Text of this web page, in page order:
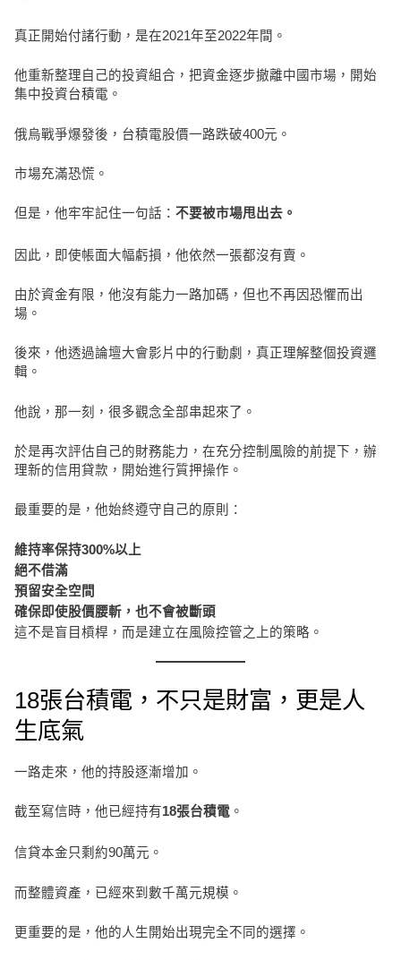
真正開始付諸行動，是在2021年至2022年間。
他重新整理自己的投資組合，把資金逐步撤離中國市場，開始
集中投資台積電。
俄烏戰爭爆發後，台積電股價一路跌破400元。
市場充滿恐慌。
但是，他牢牢記住一句話： 不要被市場甩出去。
因此，即使帳面大幅虧損，他依然一張都沒有賣。
由於資金有限，他沒有能力一路加碼，但也不再因恐懼而出
場。
後來，他透過論壇大會影片中的行動劇，真正理解整個投資邏
輯。
他說，那一刻，很多觀念全部串起來了。
於是再次評估自己的財務能力，在充分控制風險的前提下，辦
理新的信用貸款，開始進行質押操作。
最重要的是，他始終遵守自己的原則：
維持率保持300%以上
絕不借滿
預留安全空間
確保即使股價腰斬，也不會被斷頭
這不是盲目槓桿，而是建立在風險控管之上的策略。
18張台積電，不只是財富，更是人
生底氣
一路走來，他的持股逐漸增加。
截至寫信時，他已經持有18張台積電 。
信貸本金只剩約90萬元。
而整體資產，已經來到數千萬元規模。
更重要的是，他的人生開始出現完全不同的選擇。